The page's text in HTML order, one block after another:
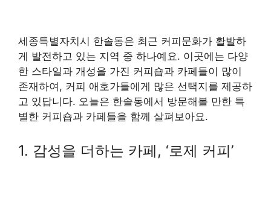
세종특별자치시 한솔동은 최근 커피문화가 활발하
게 발전하고 있는 지역 중 하나예요. 이곳에는 다양
한 스타일과 개성을 가진 커피숍과 카페들이 많이
존재하여, 커피 애호가들에게 많은 선택지를 제공하
고 있답니다. 오늘은 한솔동에서 방문해볼 만한 특
별한 커피숍과 카페들을 함께 살펴보아요.
1. 감성을 더하는 카페, ‘로제 커피’